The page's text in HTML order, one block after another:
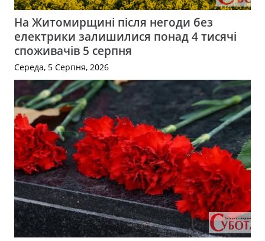
На Житомирщині після негоди без
електрики залишилися понад 4 тисячі
споживачів 5 серпня
Середа, 5 Серпня, 2026